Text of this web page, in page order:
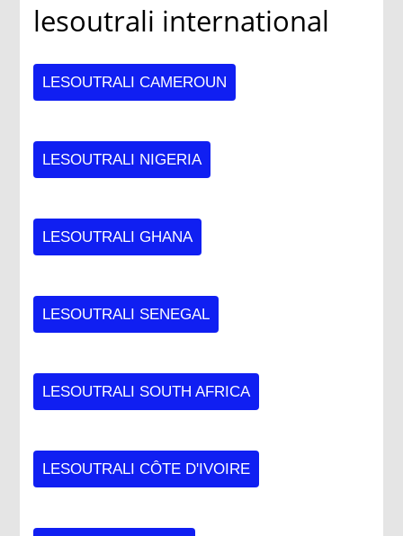
lesoutrali international
LESOUTRALI CAMEROUN
LESOUTRALI NIGERIA
LESOUTRALI GHANA
LESOUTRALI SENEGAL
LESOUTRALI SOUTH AFRICA
LESOUTRALI CÔTE D'IVOIRE